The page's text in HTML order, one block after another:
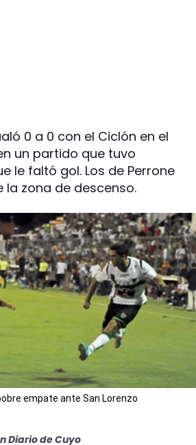
0 a 0 con el Ciclón en el
un partido que tuvo
le faltó gol. Los de Perrone
la zona de descenso.
empate ante San Lorenzo
Diario de Cuyo